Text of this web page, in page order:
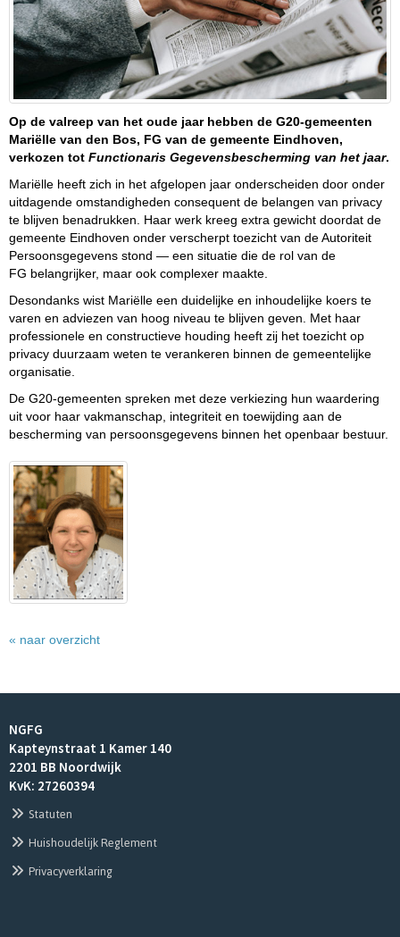
Op de valreep van het oude jaar hebben de G20-gemeenten
Mariëlle van den Bos, FG van de gemeente Eindhoven,
verkozen tot Functionaris Gegevensbescherming van het jaar.
Mariëlle heeft zich in het afgelopen jaar onderscheiden door onder
uitdagende omstandigheden consequent de belangen van privacy
te blijven benadrukken. Haar werk kreeg extra gewicht doordat de
gemeente Eindhoven onder verscherpt toezicht van de Autoriteit
Persoonsgegevens stond — een situatie die de rol van de
FG belangrijker, maar ook complexer maakte.
Desondanks wist Mariëlle een duidelijke en inhoudelijke koers te
varen en adviezen van hoog niveau te blijven geven. Met haar
professionele en constructieve houding heeft zij het toezicht op
privacy duurzaam weten te verankeren binnen de gemeentelijke
organisatie.
De G20-gemeenten spreken met deze verkiezing hun waardering
uit voor haar vakmanschap, integriteit en toewijding aan de
bescherming van persoonsgegevens binnen het openbaar bestuur.
« naar overzicht
NGFG
Kapteynstraat 1 Kamer 140
2201 BB Noordwijk
KvK: 27260394
Statuten
Huishoudelijk Reglement
Privacyverklaring